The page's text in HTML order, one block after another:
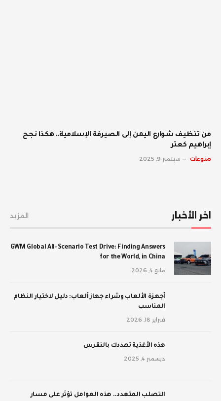
من تنظيف شوارع اليمن إلى الصيرفة الإسلامية.. هكذا نجح
إبراهيم كعتر
منوعات سبتمبر 9, 2025
اخر الأخبار المزيد
GWM Global All-Scenario Test Drive: Finding Answers
for the World, in China
مايو 4, 2026
أجهزة الألعاب وشراء جهاز ألعاب: دليل لاختيار النظام
المناسب
فبراير 18, 2026
‫هذه الأغذية تهددك بالنقرس
ديسمبر 4, 2025
‫التصلب المتعدد.. هذه العوامل تؤثر على مسار